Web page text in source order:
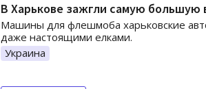
В Харькове зажгли самую большую
Машины для флешмоба харьковские
даже настоящими елками.
Украина